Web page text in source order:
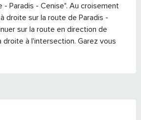
- Paradis - Cenise". Au croisement
droite sur la route de Paradis -
sur la route en direction de
droite à l'intersection. Garez vous